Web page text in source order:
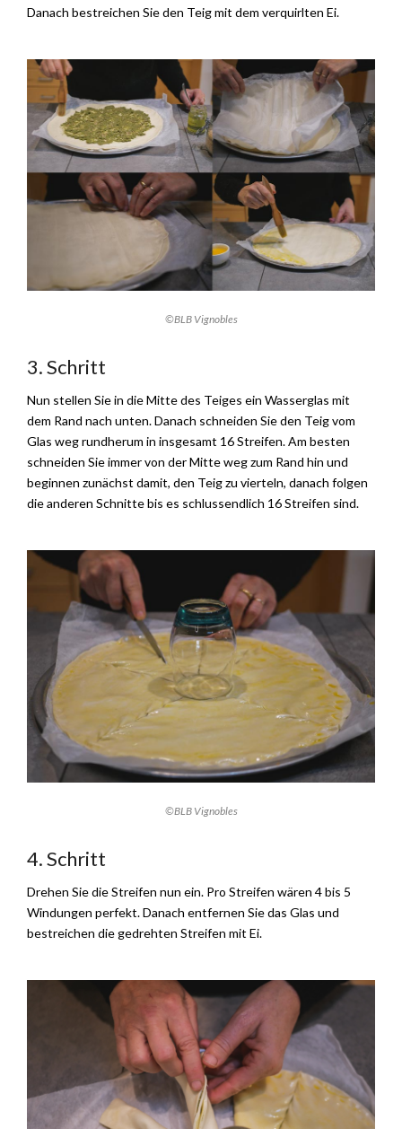
Danach bestreichen Sie den Teig mit dem verquirlten Ei.
©BLB Vignobles
3. Schritt
Nun stellen Sie in die Mitte des Teiges ein Wasserglas mit
dem Rand nach unten. Danach schneiden Sie den Teig vom
Glas weg rundherum in insgesamt 16 Streifen. Am besten
schneiden Sie immer von der Mitte weg zum Rand hin und
beginnen zunächst damit, den Teig zu vierteln, danach folgen
die anderen Schnitte bis es schlussendlich 16 Streifen sind.
©BLB Vignobles
4. Schritt
Drehen Sie die Streifen nun ein. Pro Streifen wären 4 bis 5
Windungen perfekt. Danach entfernen Sie das Glas und
bestreichen die gedrehten Streifen mit Ei.